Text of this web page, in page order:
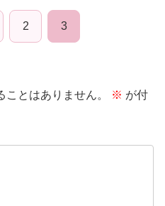
2 3
とはありません。 ※ が付